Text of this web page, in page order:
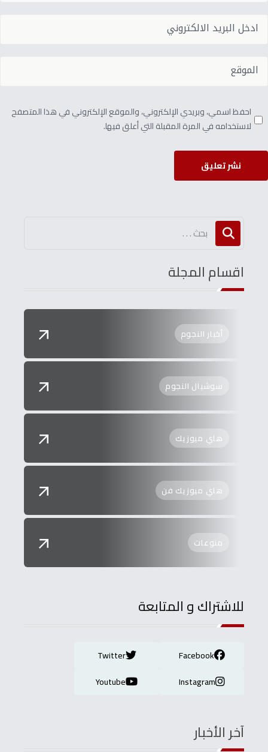
احفظ اسمي، وبريدي الإلكتروني، والموقع الإلكتروني في هذا المتصفح
لاستخدامه في المرة المقبلة التي أعلق فيها.
نشر تعليق
اقسام المجلة
أخبار النجوم
سوشيال النجوم
هاي ميوزيك
هاي ميوزيك فن
منوعات
للاشتراك و المتابعة
Facebook
Twitter
Instagram
Youtube
آخر الأخبار